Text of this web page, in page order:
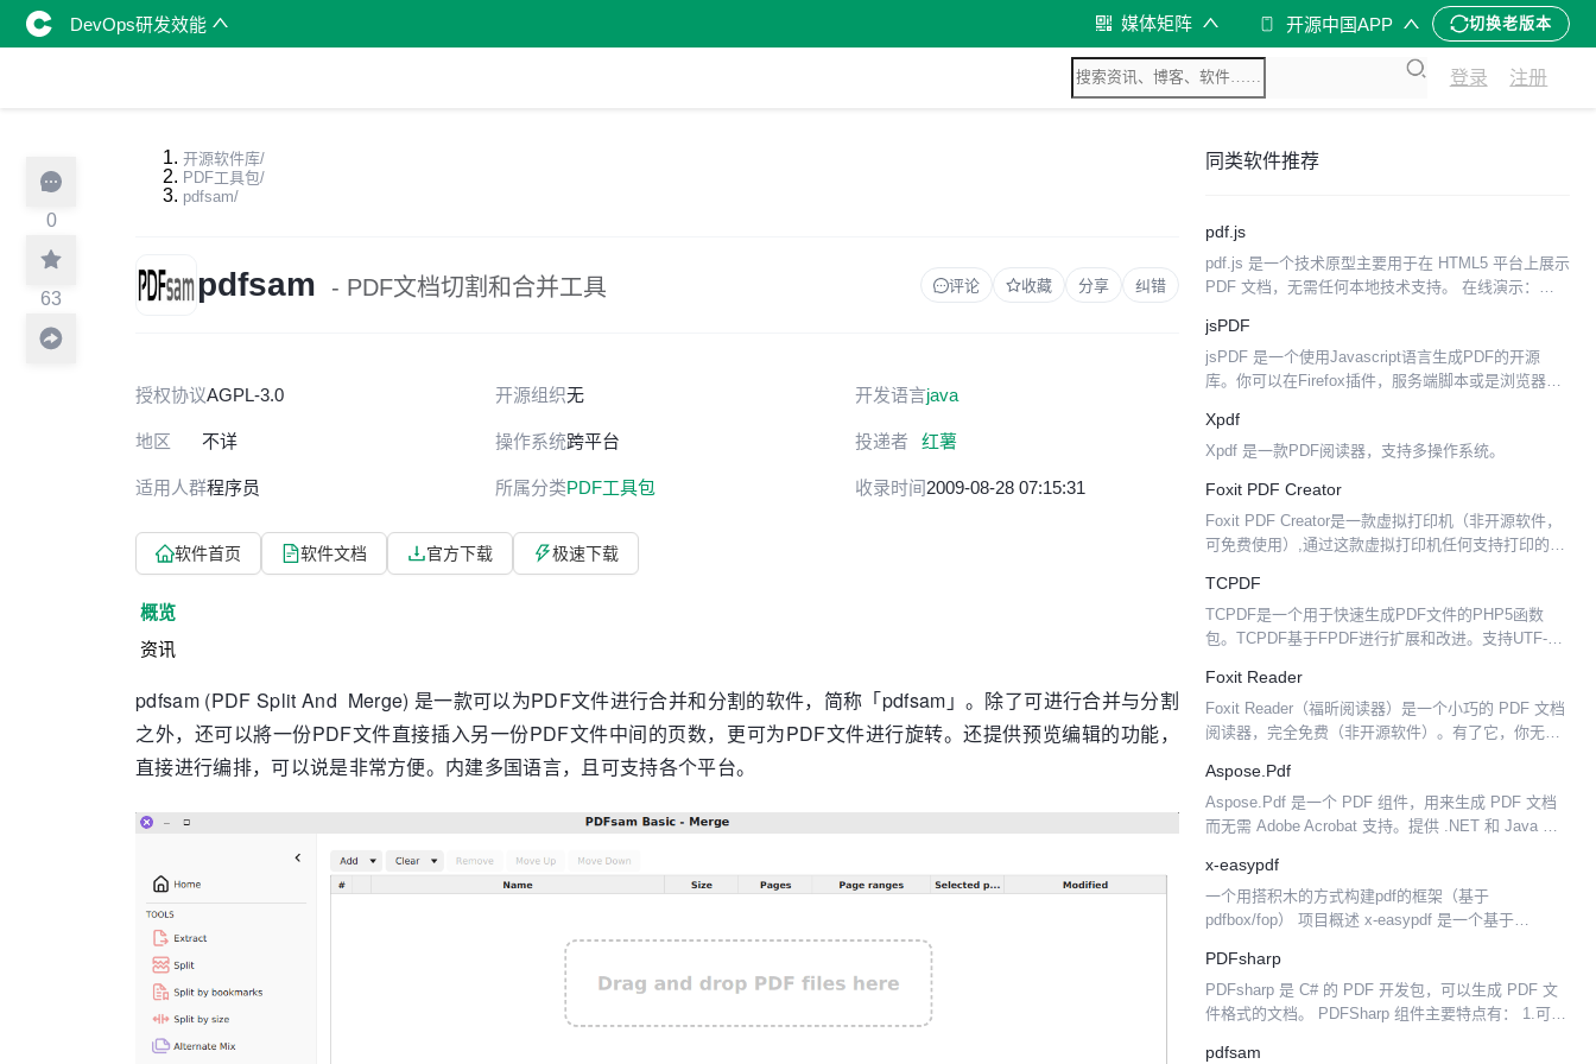
DevOps研发效能 媒体矩阵 开源中国APP 切换老版本
登录 注册
0
63
开源软件库/
PDF工具包/
pdfsam/
pdfsam - PDF文档切割和合并工具 评论 收藏 分享 纠错
授权协议AGPL-3.0 开源组织无 开发语言java
地区 不详 操作系统跨平台 投递者 红薯
适用人群程序员 所属分类PDF工具包 收录时间2009-08-28 07:15:31
软件首页 软件文档 官方下载 极速下载
概览
资讯
pdfsam (PDF Split And Merge) 是一款可以为PDF文件进行合并和分割的软件，简称「pdfsam」。除了可进行合并与分割
之外，还可以將一份PDF文件直接插入另一份PDF文件中间的页数，更可为PDF文件进行旋转。还提供预览编辑的功能，
直接进行编排，可以说是非常方便。内建多国语言，且可支持各个平台。
同类软件推荐
pdf.js
pdf.js 是一个技术原型主要用于在 HTML5 平台上展示
PDF 文档，无需任何本地技术支持。 在线演示：
jsPDF
jsPDF 是一个使用Javascript语言生成PDF的开源
库。你可以在Firefox插件，服务端脚本或是浏览器脚
最好,其次是...
Xpdf
Xpdf 是一款PDF阅读器，支持多操作系统。
Foxit PDF Creator
Foxit PDF Creator是一款虚拟打印机（非开源软件，
可免费使用）,通过这款虚拟打印机任何支持打印的应
文档。和备受大家欢迎的 Foxit Re...
TCPDF
TCPDF是一个用于快速生成PDF文件的PHP5函数
包。TCPDF基于FPDF进行扩展和改进。支持UTF-
Foxit Reader
Foxit Reader（福昕阅读器）是一个小巧的 PDF 文档
阅读器，完全免费（非开源软件）。有了它，你无须
Reader，而且启动快速，无需安装。对...
Aspose.Pdf
Aspose.Pdf 是一个 PDF 组件，用来生成 PDF 文档
而无需 Adobe Acrobat 支持。提供 .NET 和 Java 语
x-easypdf
一个用搭积木的方式构建pdf的框架（基于
pdfbox/fop） 项目概述 x-easypdf 是一个基于
【pdfbox模块】与【fop模块】，...
PDFsharp
PDFsharp 是 C# 的 PDF 开发包，可以生成 PDF 文
件格式的文档。 PDFSharp 组件主要特点有： 1.可以
pdfsam